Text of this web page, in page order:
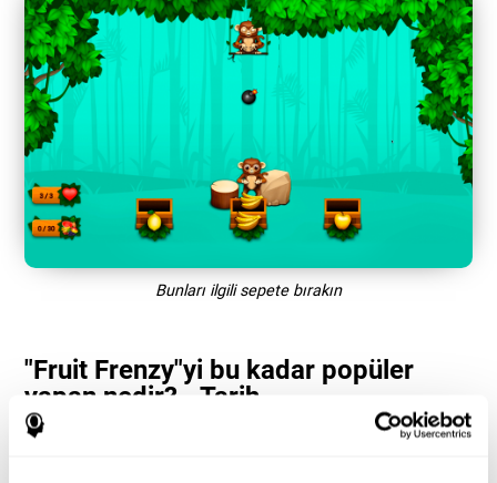
Bunları ilgili sepete bırakın
"Fruit Frenzy"yi bu kadar popüler
yapan nedir? - Tarih
"Fruit Frenzy" gibi görsel algı ve el-göz koordinasyonu oyunları,